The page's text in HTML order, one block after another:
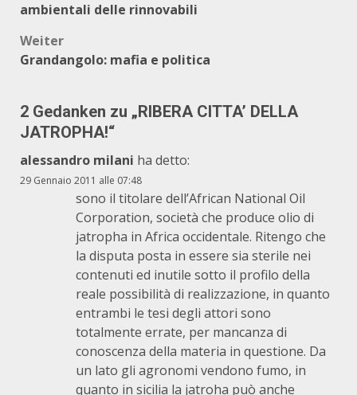
ambientali delle rinnovabili
Weiter
Grandangolo: mafia e politica
2 Gedanken zu „RIBERA CITTA’ DELLA
JATROPHA!“
alessandro milani ha detto:
29 Gennaio 2011 alle 07:48
sono il titolare dell’African National Oil
Corporation, società che produce olio di
jatropha in Africa occidentale. Ritengo che
la disputa posta in essere sia sterile nei
contenuti ed inutile sotto il profilo della
reale possibilità di realizzazione, in quanto
entrambi le tesi degli attori sono
totalmente errate, per mancanza di
conoscenza della materia in questione. Da
un lato gli agronomi vendono fumo, in
quanto in sicilia la jatroha può anche